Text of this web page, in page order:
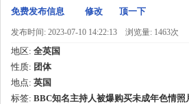
免费发布信息 修改 顶一下
发布时间: 2023-07-10 14:22:13 浏览量: 1463次
地区: 全英国
性质: 团体
地点: 英国
标签: BBC知名主持人被爆购买未成年色情照